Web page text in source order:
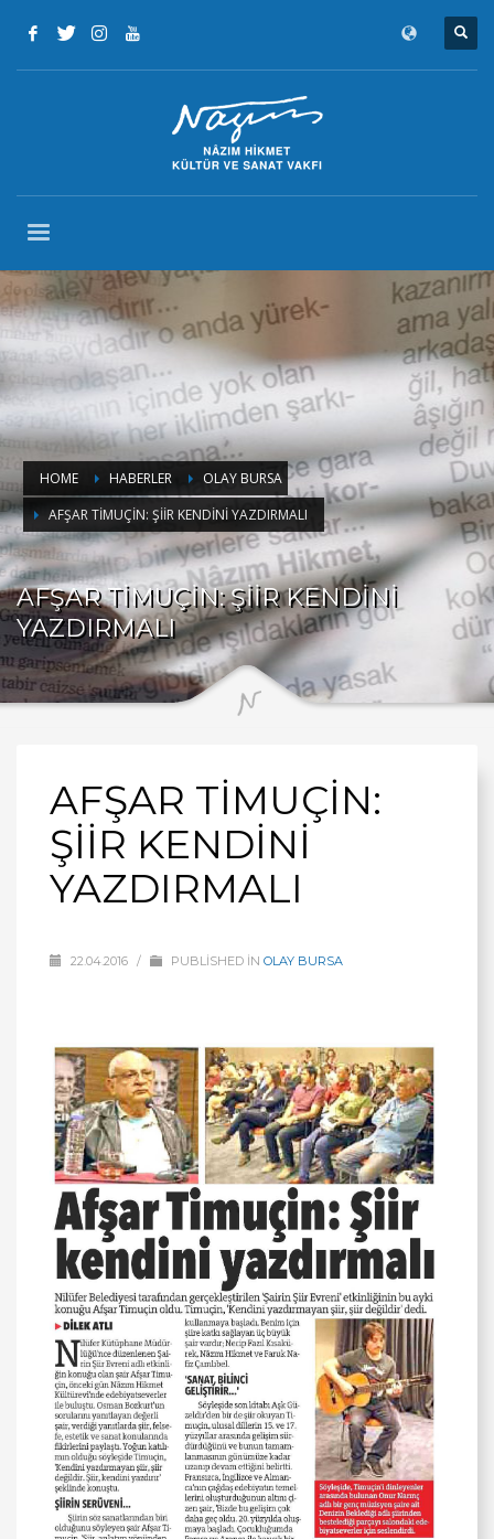
HOME HABERLER
OLAY BURSA
AFŞAR TİMUÇİN: ŞİİR KENDİNİ YAZDIRMALI
AFŞAR TİMUÇİN: ŞİİR KENDİNİ
YAZDIRMALI
AFŞAR TİMUÇİN:
ŞİİR KENDİNİ
YAZDIRMALI
22.04.2016 / PUBLISHED IN OLAY BURSA